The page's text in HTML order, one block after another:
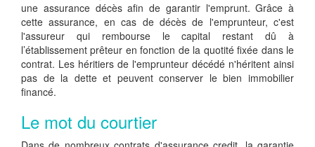
une assurance décès afin de garantir l'emprunt. Grâce à
cette assurance, en cas de décès de l'emprunteur, c'est
l'assureur qui rembourse le capital restant dû à
l’établissement prêteur en fonction de la quotité fixée dans le
contrat. Les héritiers de l'emprunteur décédé n'héritent ainsi
pas de la dette et peuvent conserver le bien immobilier
financé.
Le mot du courtier